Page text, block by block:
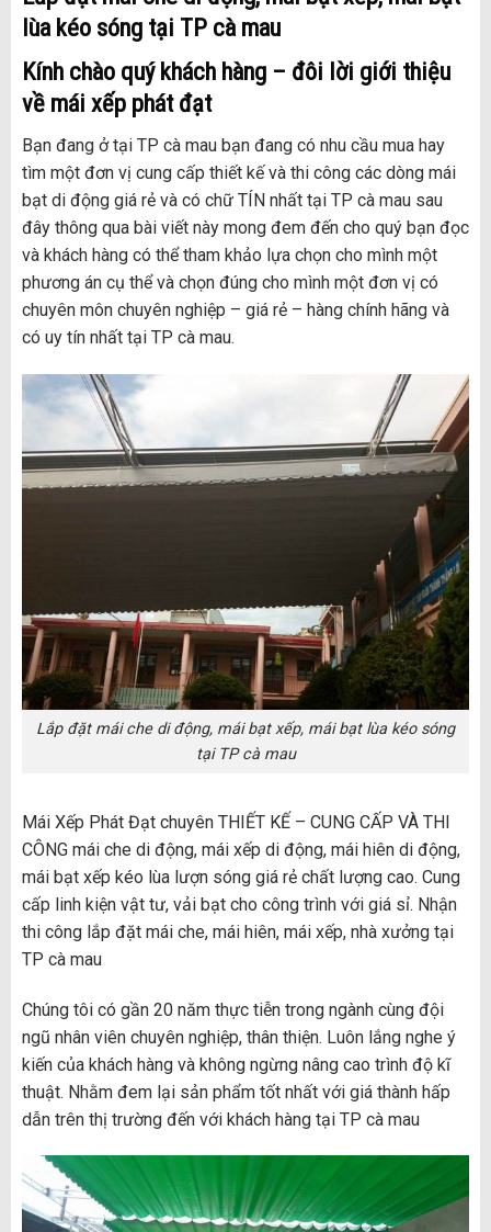
lùa kéo sóng tại TPcà mau
Kính chào quý khách hàng – đôi lời giới thiệu
về mái xếp phát đạt
Bạn đang ở tại TP cà mau bạn đang có nhu cầu mua hay
tìm một đơn vị cung cấp thiết kế và thi công các dòng mái
bạt di động giá rẻ và có chữ TÍN nhất tại TP cà mau sau
đây thông qua bài viết này mong đem đến cho quý bạn đọc
và khách hàng có thể tham khảo lựa chọn cho mình một
phương án cụ thể và chọn đúng cho mình một đơn vị có
chuyên môn chuyên nghiệp – giá rẻ – hàng chính hãng và
có uy tín nhất tại TP cà mau.
Lắp đặt mái che di động, mái bạt xếp, mái bạt lùa kéo sóng
tại TP cà mau
Mái Xếp Phát Đạt chuyên THIẾT KẾ – CUNG CẤP VÀ THI
CÔNG mái che di động, mái xếp di động, mái hiên di động,
mái bạt xếp kéo lùa lượn sóng giá rẻ chất lượng cao. Cung
cấp linh kiện vật tư, vải bạt cho công trình với giá sỉ. Nhận
thi công lắp đặt mái che, mái hiên, mái xếp, nhà xưởng tại
TP cà mau
Chúng tôi có gần 20 năm thực tiễn trong ngành cùng đội
ngũ nhân viên chuyên nghiệp, thân thiện. Luôn lắng nghe ý
kiến của khách hàng và không ngừng nâng cao trình độ kĩ
thuật. Nhằm đem lại sản phẩm tốt nhất với giá thành hấp
dẫn trên thị trường đến với khách hàng tại TP cà mau